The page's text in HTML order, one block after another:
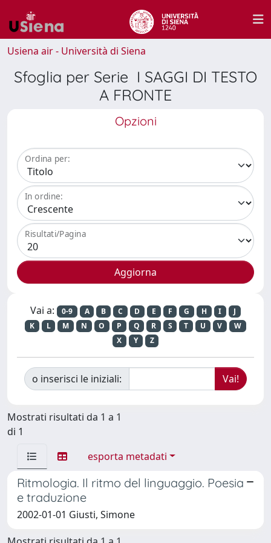
Usiena air - Università di Siena
Sfoglia per Serie I SAGGI DI TESTO
A FRONTE
Opzioni
Ordina per:
In ordine:
Risultati/Pagina
Vai a: 0-9 A B C D E F G H I
J
K
L M N O P Q R S T U V
W
X
Y Z
o inserisci le iniziali:
Mostrati risultati da 1 a 1
di 1
esporta metadati
Ritmologia. Il ritmo del linguaggio. Poesia
e traduzione
2002-01-01 Giusti, Simone